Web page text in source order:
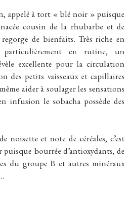
appelé à tort « blé noir » puisque
cousin de la rhubarbe et de
de bienfaits. Très riche en
en rutine, un
excellente pour la circulation
des petits vaisseaux et capillaires
aider à soulager les sensations
infusion le sobacha possède des
noisette et note de céréales, c’est
bourrée d’antioxydants, de
du groupe B et autres minéraux